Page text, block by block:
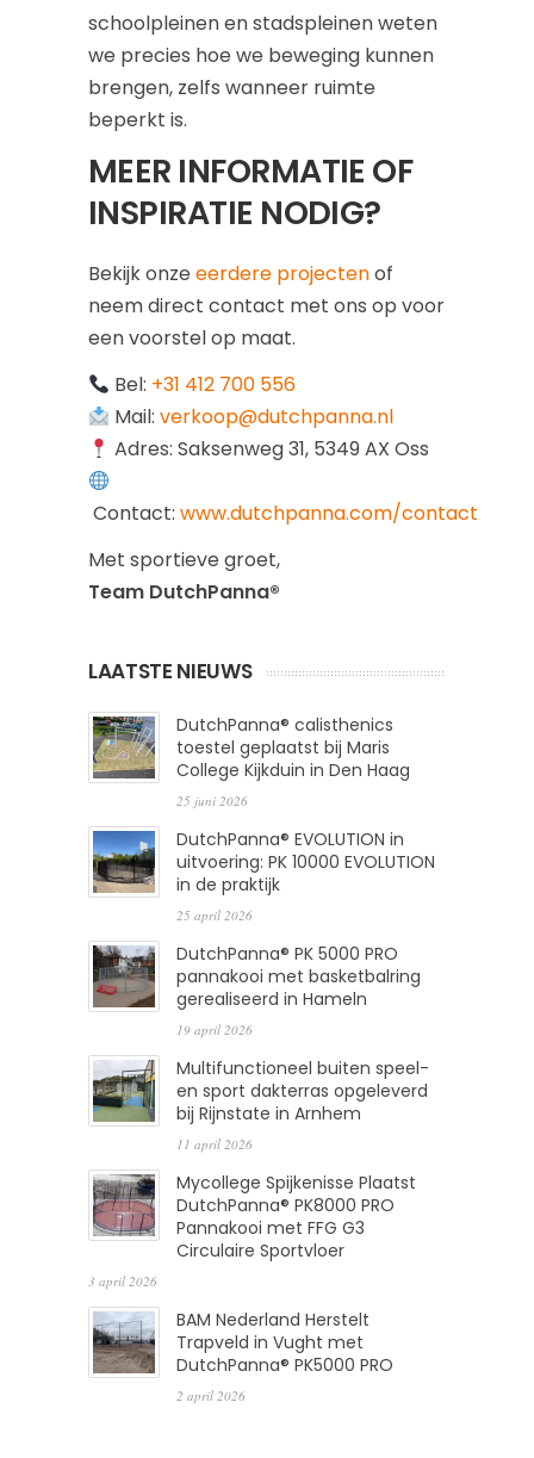
schoolpleinen en stadspleinen weten
we precies hoe we beweging kunnen
brengen, zelfs wanneer ruimte
beperkt is.
MEER INFORMATIE OF
INSPIRATIE NODIG?
Bekijk onze eerdere projectenof
neem direct contact met ons op voor
een voorstel op maat.
Bel: +31 412 700 556
Mail:verkoop@dutchpanna.nl
Adres: Saksenweg 31, 5349 AX Oss
Contact: www.dutchpanna.com/contact
Met sportieve groet,
Team DutchPanna®
LAATSTE NIEUWS
DutchPanna® calisthenics
toestel geplaatst bij Maris
College Kijkduin in Den Haag
25 juni 2026
DutchPanna® EVOLUTION in
uitvoering: PK 10000 EVOLUTION
in de praktijk
25 april 2026
DutchPanna® PK 5000 PRO
pannakooi met basketbalring
gerealiseerd in Hameln
19 april 2026
Multifunctioneel buiten speel-
en sport dakterras opgeleverd
bij Rijnstate in Arnhem
11 april 2026
Mycollege Spijkenisse Plaatst
DutchPanna® PK8000 PRO
Pannakooi met FFG G3
Circulaire Sportvloer
3 april 2026
BAM Nederland Herstelt
Trapveld in Vught met
DutchPanna® PK5000 PRO
2 april 2026